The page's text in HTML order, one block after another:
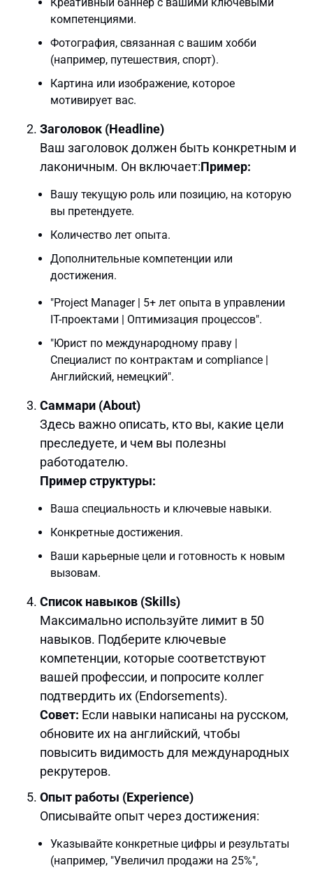
Креативный баннер с вашими ключевыми
компетенциями.
Фотография, связанная с вашим хобби
(например, путешествия, спорт).
Картина или изображение, которое
мотивирует вас.
Заголовок (Headline)
Ваш заголовок должен быть конкретным и
лаконичным. Он включает:Пример:
Вашу текущую роль или позицию, на которую
вы претендуете.
Количество лет опыта.
Дополнительные компетенции или
достижения.
"Project Manager | 5+ лет опыта в управлении
IT-проектами | Оптимизация процессов".
"Юрист по международному праву |
Специалист по контрактам и compliance |
Английский, немецкий".
Саммари (About)
Здесь важно описать, кто вы, какие цели
преследуете, и чем вы полезны
работодателю.
Пример структуры:
Ваша специальность и ключевые навыки.
Конкретные достижения.
Ваши карьерные цели и готовность к новым
вызовам.
Список навыков (Skills)
Максимально используйте лимит в 50
навыков. Подберите ключевые
компетенции, которые соответствуют
вашей профессии, и попросите коллег
подтвердить их (Endorsements).
Совет: Если навыки написаны на русском,
обновите их на английский, чтобы
повысить видимость для международных
рекрутеров.
Опыт работы (Experience)
Описывайте опыт через достижения:
Указывайте конкретные цифры и результаты
(например, "Увеличил продажи на 25%",